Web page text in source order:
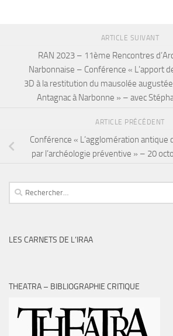
ARTICLE SUIVANT
RAN 2023 – 11ème Rencontres
Narbonnaise – Conférence « L’apport
3D à la restitution du mausolée
Antagnac à Narbonne » – avec
ARTICLE PRÉCÉDENT
Conférence « L’agglomération antique
par l’archéologie préventive » – 20
Rechercher :
LES CARNETS DE L’IRAA
THEATRA – BIBLIOGRAPHIE CRITIQUE